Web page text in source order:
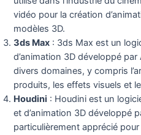
vidéo pour la création
modèles 3D.
3ds Max : 3ds Max est un
d’animation 3D développé
divers domaines, y compris
produits, les effets visuels et
Houdini : Houdini est un
et d’animation 3D développé
particulièrement apprécié